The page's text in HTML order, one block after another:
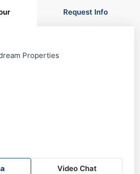
Request Info
Properties
Video Chat